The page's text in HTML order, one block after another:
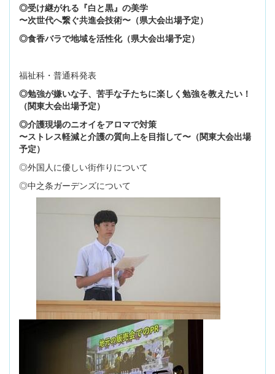
◎受け継がれる『白と黒』の美学
〜次世代へ繋ぐ共進会技術〜（県大会出場予定）
◎食香バラで地域を活性化（県大会出場予定）
福祉科・普通科発表
◎勉強が嫌いな子、苦手な子たちに楽しく勉強を教えたい！
（関東大会出場予定）
◎介護現場のニオイをアロマで対策
〜ストレス軽減と介護の質向上を目指して〜（関東大会出場
予定）
◎外国人に優しい街作りについて
◎中之条ガーデンズについて